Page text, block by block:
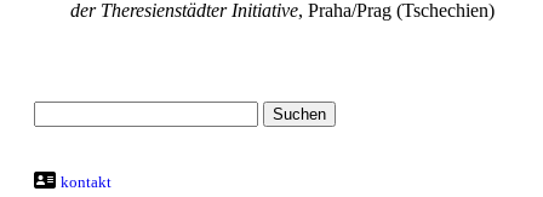
der Theresienstädter Initiative, Praha/Prag (Tschechien)
kontakt